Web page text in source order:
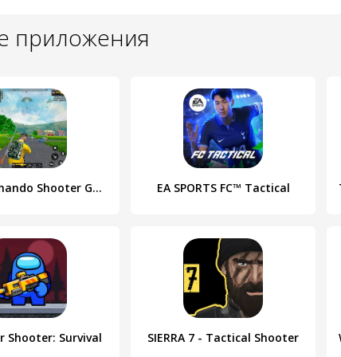
приложения
FPS Commando Shooter Games EA SPORTS FC™ Tactical
Shooter: Survival SIERRA 7 - Tactical Shooter